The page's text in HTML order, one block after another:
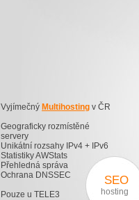
Vyjímečný Multihosting v ČR
Geograficky rozmístěné
servery
Unikátní rozsahy IPv4 + IPv6
Statistiky AWStats
Přehledná správa
Ochrana DNSSEC
Pouze u TELE3
SEO
hosting